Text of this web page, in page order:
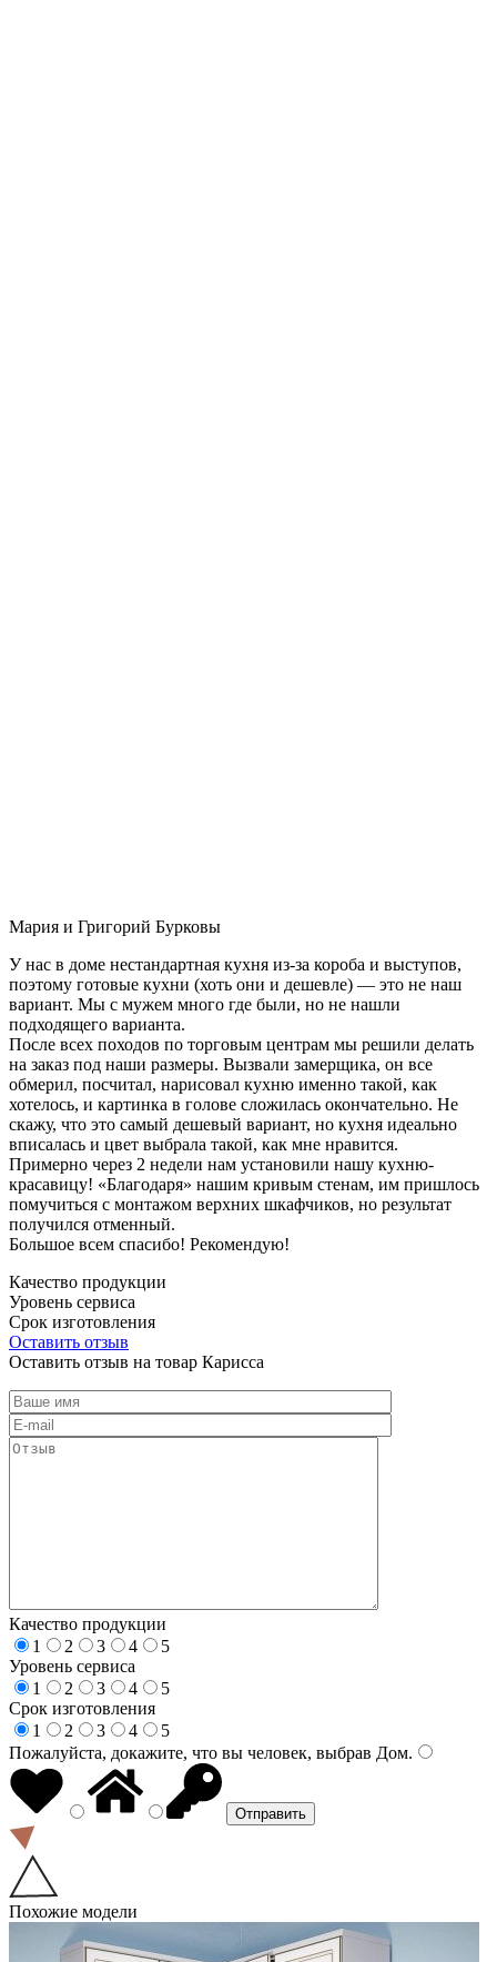
Мария и Григорий Бурковы
У нас в доме нестандартная кухня из-за короба и выступов,
поэтому готовые кухни (хоть они и дешевле) — это не наш
вариант. Мы с мужем много где были, но не нашли
подходящего варианта.
После всех походов по торговым центрам мы решили делать
на заказ под наши размеры. Вызвали замерщика, он все
обмерил, посчитал, нарисовал кухню именно такой, как
хотелось, и картинка в голове сложилась окончательно. Не
скажу, что это самый дешевый вариант, но кухня идеально
вписалась и цвет выбрала такой, как мне нравится.
Примерно через 2 недели нам установили нашу кухню-
красавицу! «Благодаря» нашим кривым стенам, им пришлось
помучиться с монтажом верхних шкафчиков, но результат
получился отменный.
Большое всем спасибо! Рекомендую!
Качество продукции
Уровень сервиса
Срок изготовления
Оставить отзыв
Оставить отзыв на товар Карисса
Качество продукции
1
2 3 4
5
Уровень сервиса
1
2 3 4
5
Срок изготовления
1
2 3 4
5
Пожалуйста, докажите, что вы человек, выбрав Дом.
Похожие модели